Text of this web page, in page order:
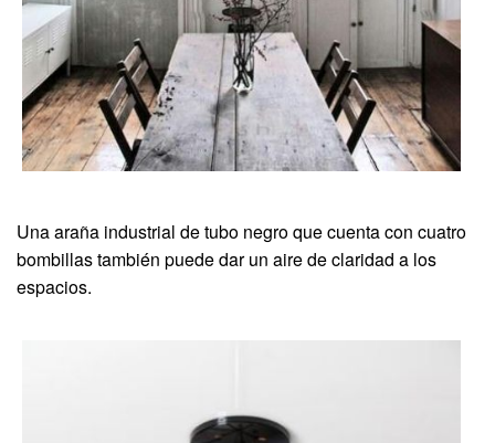
Una araña industrial de tubo negro que cuenta con cuatro
bombillas también puede dar un aire de claridad a los
espacios.